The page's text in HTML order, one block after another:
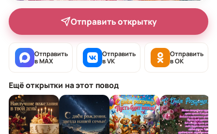
Отправить открытку
Отправить
в MAX
Отправить
в VK
Отправить
в OK
Ещё открытки на этот повод